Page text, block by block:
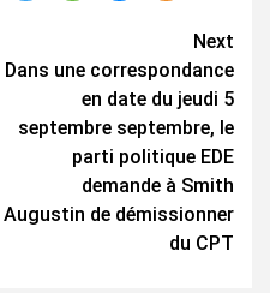
Next
Dans une correspondance
en date du jeudi 5
septembre septembre, le
parti politique EDE
demande à Smith
Augustin de démissionner
du CPT